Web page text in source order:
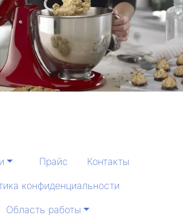
Прайс
Контакты
конфиденциальности
Область работы